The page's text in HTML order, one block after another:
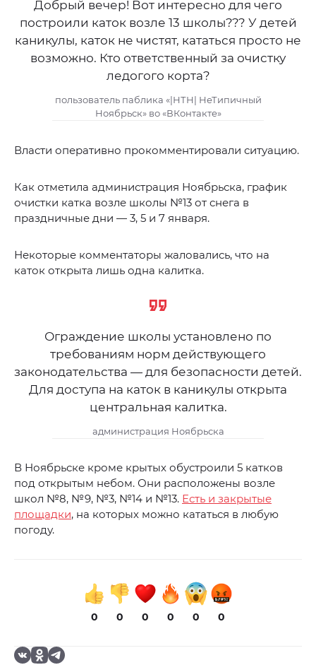
Добрый вечер! Вот интересно для чего
построили каток возле 13 школы??? У детей
каникулы, каток не чистят, кататься просто не
возможно. Кто ответственный за очистку
ледогого корта?
пользователь паблика «|НТН| НеТипичный
Ноябрьск» во «ВКонтакте»
Власти оперативно прокомментировали ситуацию.
Как отметила администрация Ноябрьска, график
очистки катка возле школы №13 от снега в
праздничные дни — 3, 5 и 7 января.
Некоторые комментаторы жаловались, что на
каток открыта лишь одна калитка.
Ограждение школы установлено по
требованиям норм действующего
законодательства — для безопасности детей.
Для доступа на каток в каникулы открыта
центральная калитка.
администрация Ноябрьска
В Ноябрьске кроме крытых обустроили 5 катков
под открытым небом. Они расположены возле
школ №8, №9, №3, №14 и №13. Есть и закрытые
площадки, на которых можно кататься в любую
погоду.
0 0 0 0 0 0